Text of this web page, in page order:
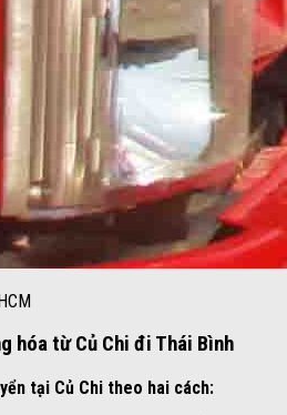
hóa từ Củ Chi đi Thái Bình
tại Củ Chi theo hai cách: